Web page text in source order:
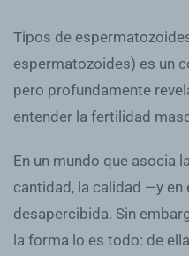
Tipos de
espermatozoides) es un
pero profundamente
entender la fertilidad
En un mundo que asocia
cantidad, la calidad —y
desapercibida. Sin
la forma lo es todo: de